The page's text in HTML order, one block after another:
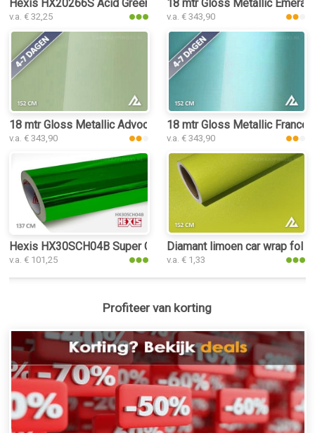
Hexis HX20266S Acid Green Satin car wrap folie
v.a. € 32,25
18 mtr Gloss Metallic
v.a. € 343,90
18 mtr Gloss Metallic Advocado Green 3028 car wrap folie
v.a. € 343,90
18 mtr Gloss Metallic
v.a. € 343,90
Hexis HX30SCH04B Super Chrome Green Gloss car wrap folie
v.a. € 101,25
Diamant limoen car wrap folie
v.a. € 1,33
Profiteer van korting